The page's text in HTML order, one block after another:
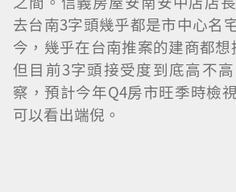
去台南3字頭幾乎都是市中心名
今，幾乎在台南推案的建商都想
但目前3字頭接受度到底高不
察，預計今年Q4房市旺季時檢
可以看出端倪。